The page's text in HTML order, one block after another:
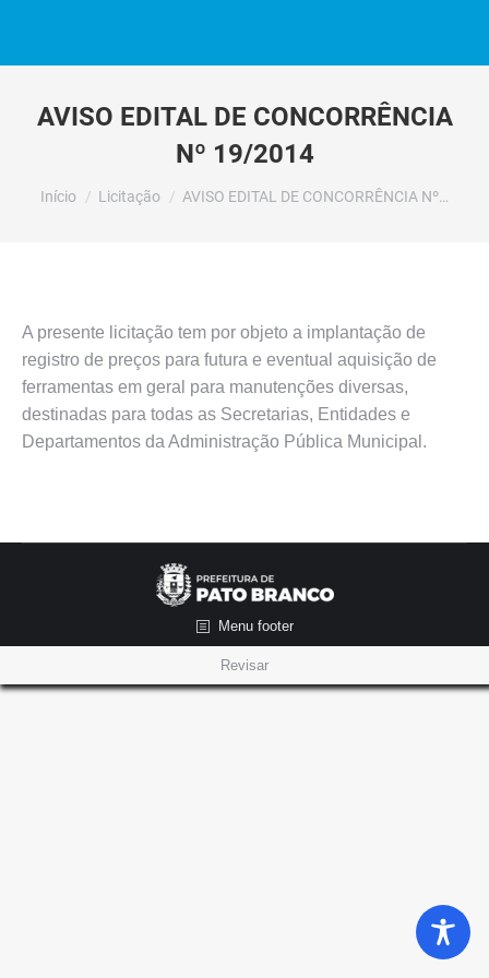
AVISO EDITAL DE CONCORRÊNCIA
Nº 19/2014
Você está aqui:
Início Licitação AVISO EDITAL DE CONCORRÊNCIA Nº…
A presente licitação tem por objeto a implantação de
registro de preços para futura e eventual aquisição de
ferramentas em geral para manutenções diversas,
destinadas para todas as Secretarias, Entidades e
Departamentos da Administração Pública Municipal.
Menu footer
Revisar